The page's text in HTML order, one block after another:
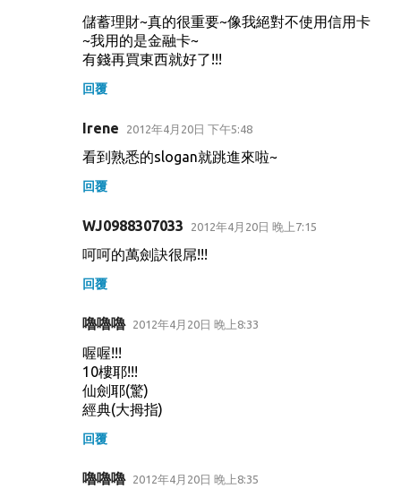
儲蓄理財~真的很重要~像我絕對不使用信用卡
~我用的是金融卡~
有錢再買東西就好了!!!
回覆
Irene 2012年4月20日 下午5:48
看到熟悉的slogan就跳進來啦~
回覆
WJ0988307033 2012年4月20日 晚上7:15
呵呵的萬劍訣很屌!!!
回覆
嚕嚕嚕 2012年4月20日 晚上8:33
喔喔!!!
10樓耶!!!
仙劍耶(驚)
經典(大拇指)
回覆
嚕嚕嚕 2012年4月20日 晚上8:35